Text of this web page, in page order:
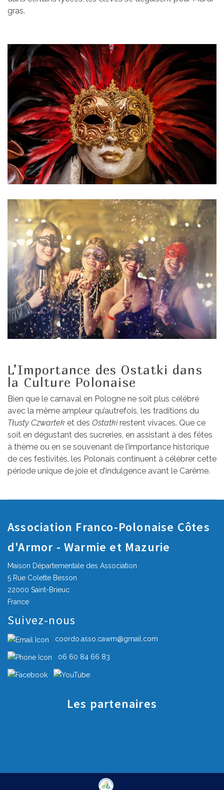
gras.
L’Importance des Ostatki dans
la Culture Polonaise
Bien que le carnaval en Pologne ne soit plus célébré
avec la même ampleur qu’autrefois, les traditions du
Tłusty Czwartek et des Ostatkirestent vivaces. Que ce
soit en dégustant des sucreries, en assistant à des fêtes
à thème ou en se souvenant de l’importance historique
de ces festivités, les Polonais continuent à célébrer cette
période unique de joie et d’indulgence avant le Carême.
Association Franco-Polonaise Côtes
d'Armor - Warmie et Mazurie
Maison Départementale des Association
5 Rue Colette Besson
22000 Saint-Brieuc
France
Suivez-nous
coordo.asso.cawm@gmail.com
06 60 84 66 83
Les partenaires